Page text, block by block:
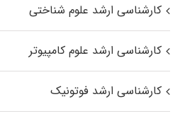
کارشناسی ارشد علوم شناختی
کارشناسی ارشد علوم کامپیوتر
کارشناسی ارشد فوتونیک